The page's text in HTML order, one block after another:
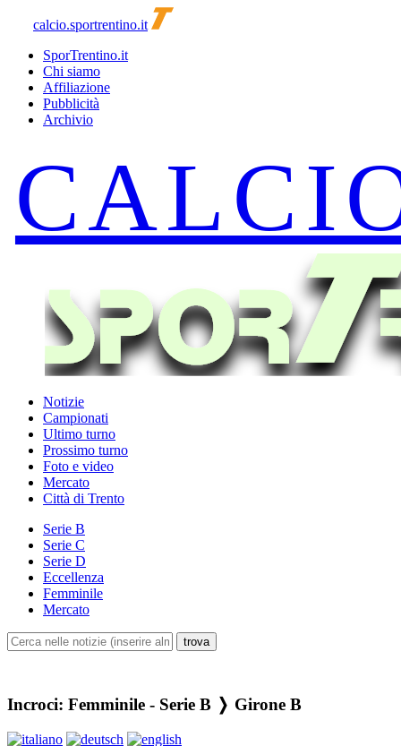
calcio.sportrentino.it
SporTrentino.it
Chi siamo
Affiliazione
Pubblicità
Archivio
Notizie
Campionati
Ultimo turno
Prossimo turno
Foto e video
Mercato
Città di Trento
Serie B
Serie C
Serie D
Eccellenza
Femminile
Mercato
Incroci: Femminile - Serie B ❭ Girone B